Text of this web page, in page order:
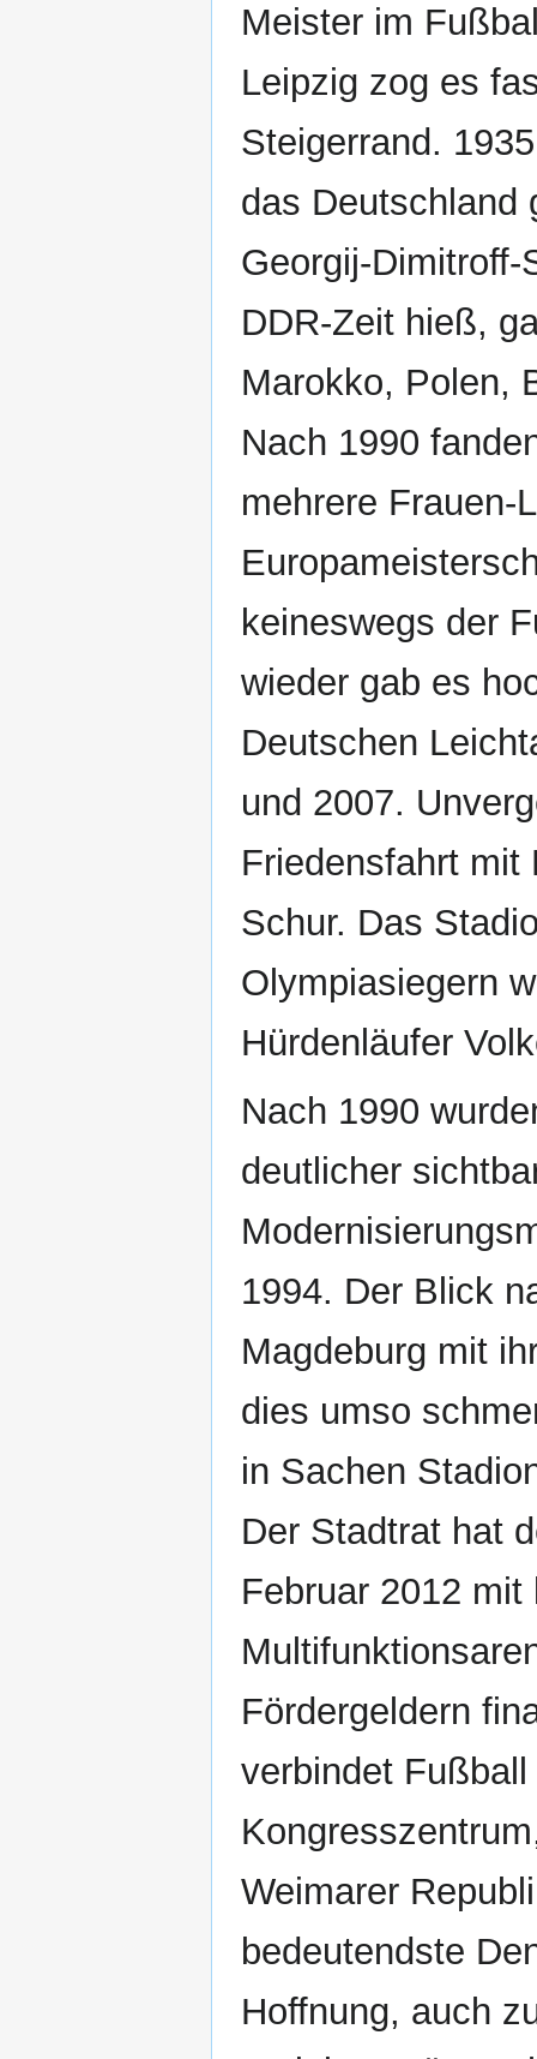
Meister im
Leipzig zog es
Steigerrand.
das Deutschland
Georgij-
DDR-Zeit hieß,
Marokko, Polen,
Nach 1990
mehrere Frauen-
keineswegs der
wieder gab es
Deutschen
und 2007.
Friedensfahrt mit
Schur. Das
Olympiasiegern
Hürdenläufer
Nach 1990
deutlicher
1994. Der Blick
Magdeburg mit
dies umso
in Sachen
Der Stadtrat hat
Februar 2012
Fördergeldern
verbindet
Weimarer
bedeutendste
Hoffnung, auch